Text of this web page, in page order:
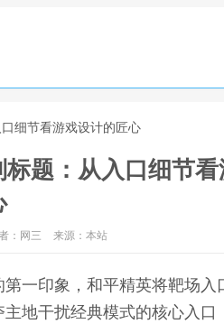
细节看游戏设计的匠心
题：从入口细节
：网三 来源：本站
一印象，和平精英将靶场入
地干扰经典模式的核心入口